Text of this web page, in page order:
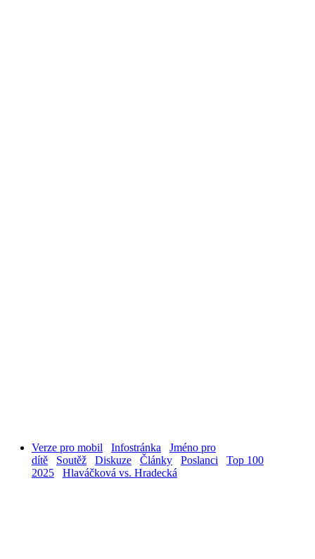
Verze pro mobil Infostránka
Jméno pro
dítě
Soutěž Diskuze Články Poslanci
Top 100
2025
Hlaváčková vs. Hradecká